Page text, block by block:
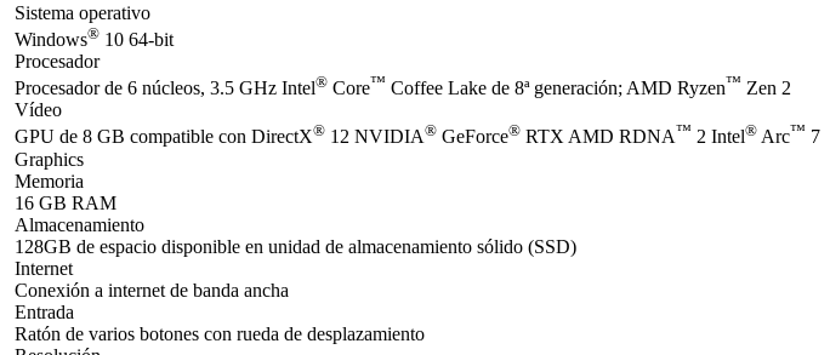
Sistema operativo
Windows® 10 64-bit
Procesador
Procesador de 6 núcleos, 3.5 GHz Intel® Core™ Coffee Lake de 8ª generación; AMD Ryzen™ Zen 2
Vídeo
GPU de 8 GB compatible con DirectX® 12 NVIDIA® GeForce® RTX AMD RDNA™ 2 Intel® Arc™ 7
Graphics
Memoria
16 GB RAM
Almacenamiento
128GB de espacio disponible en unidad de almacenamiento sólido (SSD)
Internet
Conexión a internet de banda ancha
Entrada
Ratón de varios botones con rueda de desplazamiento